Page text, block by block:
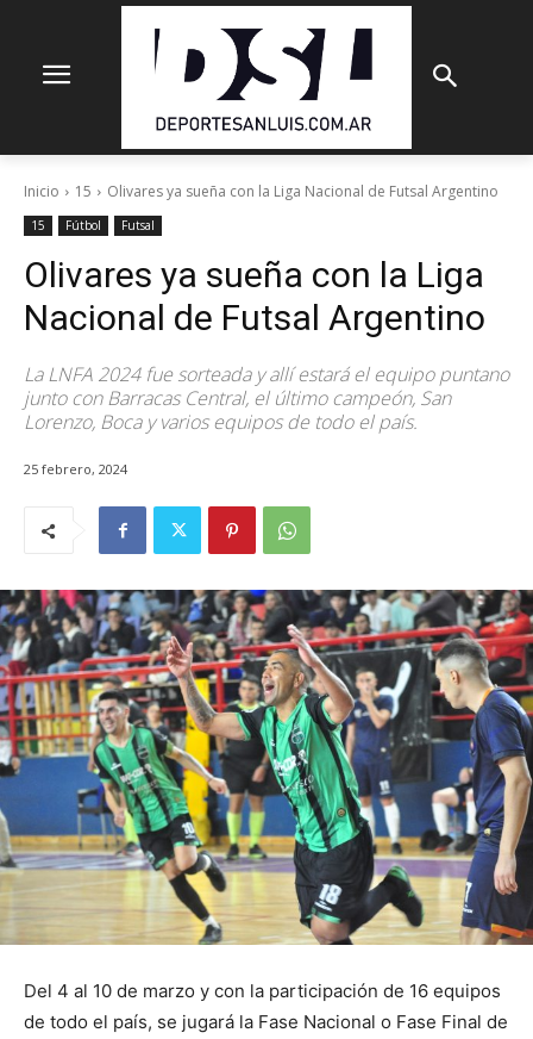
Inicio 15 Olivares ya sueña con la Liga Nacional de Futsal Argentino
15 Fútbol Futsal
Olivares ya sueña con la Liga
Nacional de Futsal Argentino
La LNFA 2024 fue sorteada y allí estará el equipo puntano
junto con Barracas Central, el último campeón, San
Lorenzo, Boca y varios equipos de todo el país.
25 febrero, 2024
Del 4 al 10 de marzo y con la participación de 16 equipos
de todo el país, se jugará la Fase Nacional o Fase Final de